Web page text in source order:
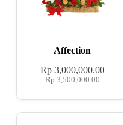
Affection
Rp3,500,000.00
Rp3,000,000.00